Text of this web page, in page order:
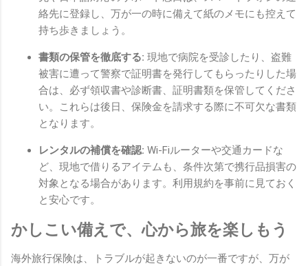
絡先に登録し、万が一の時に備えて紙のメモにも控えて
持ち歩きましょう。
書類の保管を徹底する: 現地で病院を受診したり、盗難
被害に遭って警察で証明書を発行してもらったりした場
合は、必ず領収書や診断書、証明書類を保管してくださ
い。これらは後日、保険金を請求する際に不可欠な書類
となります。
レンタルの補償を確認: Wi-Fiルーターや交通カードな
ど、現地で借りるアイテムも、条件次第で携行品損害の
対象となる場合があります。利用規約を事前に見ておく
と安心です。
かしこい備えで、心から旅を楽しもう
海外旅行保険は、トラブルが起きないのが一番ですが、万が